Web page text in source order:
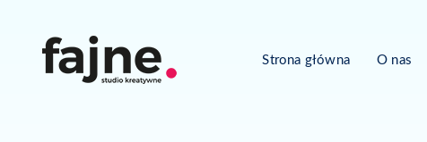
Strona główna O nas